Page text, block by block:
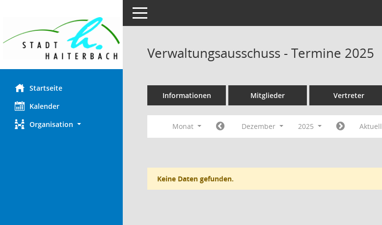
Startseite
Kalender
Organisation
Toggle navigation
Verwaltungsausschuss - Termine 2025
Informationen Mitglieder Vertreter
Monat Dezember 2025 Aktuell
Keine Daten gefunden.